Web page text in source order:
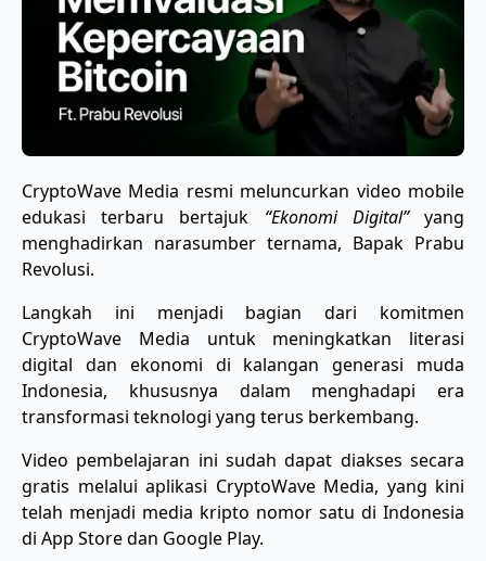
CryptoWave Media resmi meluncurkan video mobile
edukasi terbaru bertajuk “Ekonomi Digital”yang
menghadirkan narasumber ternama, Bapak Prabu
Revolusi.
Langkah ini menjadi bagian dari komitmen
CryptoWave Media untuk meningkatkan literasi
digital dan ekonomi di kalangan generasi muda
Indonesia, khususnya dalam menghadapi era
transformasi teknologi yang terus berkembang.
Video pembelajaran ini sudah dapat diakses secara
gratis melalui aplikasi CryptoWave Media, yang kini
telah menjadi media kripto nomor satu di Indonesia
di App Store dan Google Play.